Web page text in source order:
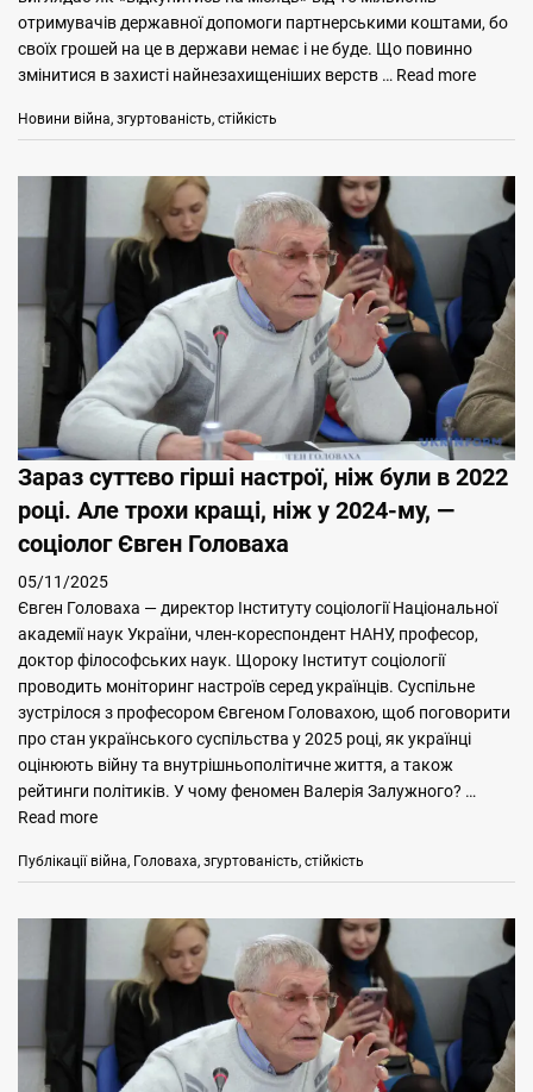
отримувачів державної допомоги партнерськими коштами, бо
своїх грошей на це в держави немає і не буде. Що повинно
змінитися в захисті найнезахищеніших верств … Read more
Categories
Новини Tags
війна, згуртованість, стійкість
Зараз суттєво гірші настрої, ніж були в 2022
році. Але трохи кращі, ніж у 2024-му, —
соціолог Євген Головаха
05/11/2025
Євген Головаха — директор Інституту соціології Національної
академії наук України, член-кореспондент НАНУ, професор,
доктор філософських наук. Щороку Інститут соціології
проводить моніторинг настроїв серед українців. Суспільне
зустрілося з професором Євгеном Головахою, щоб поговорити
про стан українського суспільства у 2025 році, як українці
оцінюють війну та внутрішньополітичне життя, а також
рейтинги політиків. У чому феномен Валерія Залужного? …
Read more
Categories
Публікації Tags
війна, Головаха, згуртованість, стійкість